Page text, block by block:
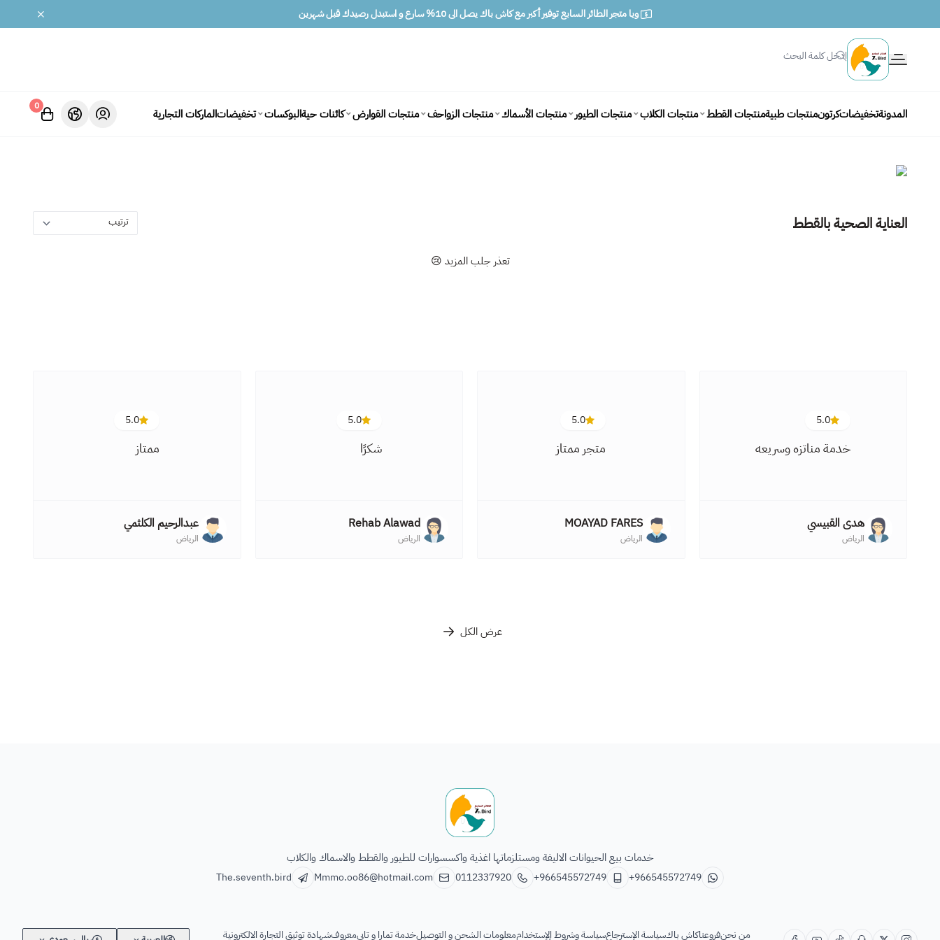
ويا متجر الطائر السابع توفير أكبر مع كاش باك يصل الى 10% سارع و استبدل رصيدك قبل شهرين
الطائر السابع للحيوانات
المدونةتخفيضاتكرتونمنتجات طبيةمنتجات القطط منتجات الكلاب منتجات الطيور منتجات الأسماك منتجات الزواحف منتجات القوارض كائنات حيةالبوكسات تخفيضاتالماركات التجارية
0
العناية الصحية بالقطط
تعذر جلب المزيد 😢
5.0
خدمة مناتزه وسريعه
هدى القبيسي
الرياض
5.0
متجر ممتاز
MOAYAD FARES
الرياض
5.0
شكرًا
Rehab Alawad
الرياض
5.0
ممتاز
عبدالرحيم الكلثمي
الرياض
عرض الكل
خدمات بيع الحيوانات الاليفة ومستلزماتها اغذية واكسسوارات للطيور والقطط والاسماك والكلاب
+966545572749
+966545572749
0112337920
Mmmo.oo86@hotmail.com
The.seventh.bird
من نحنفروعناكاش باكسياسة الإسترجاعسياسة وشروط الإستخداممعلومات الشحن و التوصيلخدمة تمارا و تابيمعروفشهادة توثيق التجارة الالكترونية